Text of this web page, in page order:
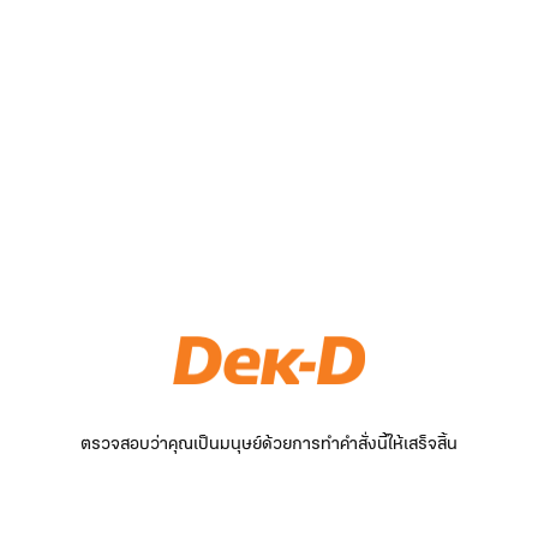
ตรวจสอบว่าคุณเป็นมนุษย์ด้วยการทำคำสั่งนี้ให้เสร็จสิ้น